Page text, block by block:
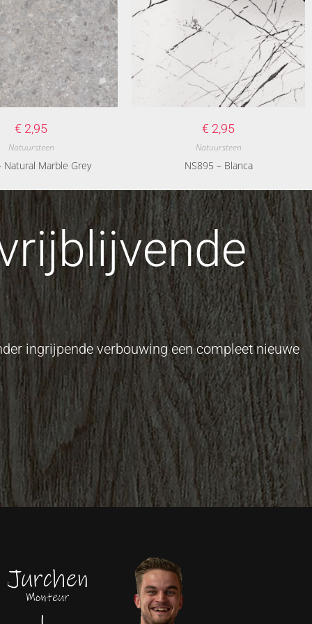
€ 2,95
Natuursteen
Natural Marble Grey
€ 2,95
Natuursteen
NS895 – Blanca
ingrijpende verbouwing een compleet nieuwe